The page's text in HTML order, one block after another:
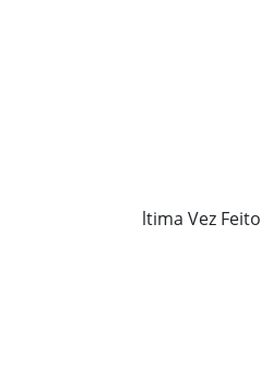
ltima Vez Feito